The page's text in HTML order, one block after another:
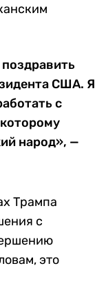
США. Я
с
народ», —
Трампа
с
это